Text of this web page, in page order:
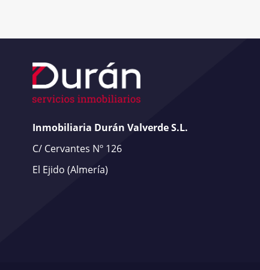
Inmobiliaria Durán Valverde S.L.
C/ Cervantes Nº 126
El Ejido (Almería)